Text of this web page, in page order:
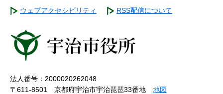
ウェブアクセシビリティ RSS配信について
法人番号：2000020262048
〒611-8501 京都府宇治市宇治琵琶33番地 地図